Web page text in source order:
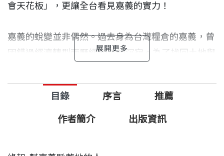
會天花板」，更讓全台看見嘉義的實力！
嘉義的蛻變並非偶然。過去身為台灣糧倉的嘉義，曾
因錯過經濟轉型而歷經50年的沉寂。為了找回土地與
地，以兼具「科技前瞻」與「人文溫度」的姿態，逐
漸展現出農工科技大縣的新氣勢。
目錄 序言 推薦
作者簡介 出版資訊